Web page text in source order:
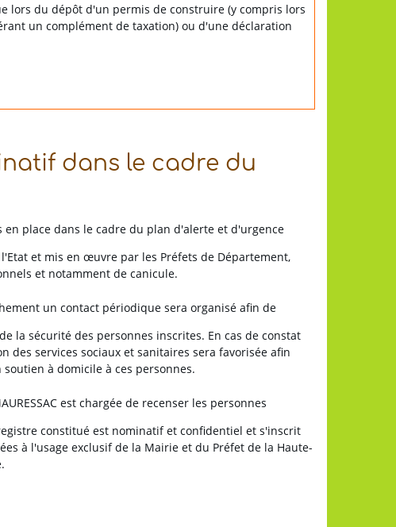
lors du dépôt d'un permis de construire (y compris lors
un complément de taxation) ou d'une déclaration
dans le cadre du
en place dans le cadre du plan d'alerte et d'urgence
et mis en œuvre par les Préfets de Département,
et notamment de canicule.
un contact périodique sera organisé afin de
la sécurité des personnes inscrites. En cas de constat
des services sociaux et sanitaires sera favorisée afin
à domicile à ces personnes.
est chargée de recenser les personnes
constitué est nominatif et confidentiel et s'inscrit
à l'usage exclusif de la Mairie et du Préfet de la Haute-